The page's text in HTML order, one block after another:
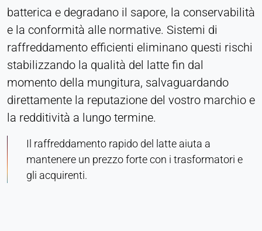
batterica e degradano il sapore, la conservabilità
e la conformità alle normative. Sistemi di
raffreddamento efficienti eliminano questi rischi
stabilizzando la qualità del latte fin dal
momento della mungitura, salvaguardando
direttamente la reputazione del vostro marchio e
la redditività a lungo termine.
Il raffreddamento rapido del latte aiuta a
mantenere un prezzo forte con i trasformatori e
gli acquirenti.
Purpose:
Monitoraggio delle conversioni
Cookie duration:
1 giorno - 1 anno
Leadinfo
_li_id.#, _li_id.#.expires, _li_ses.#,
_li_ses.#.expires, _li_ses.#.expires,
snowplowOutQueue_#_post2,
snowplowOutQueue_#_post2.expires